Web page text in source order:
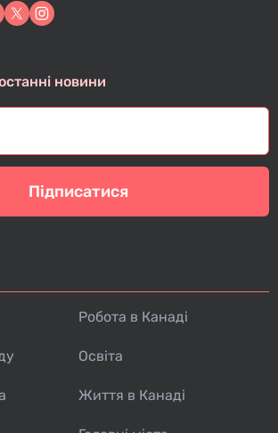
новини
Підписатися
Робота в Канаді
Освіта
Життя в Канаді